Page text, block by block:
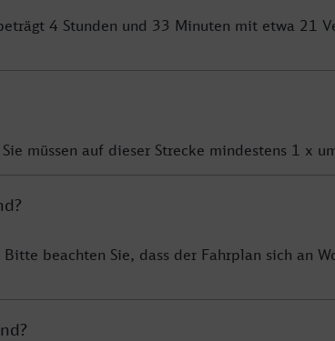
4 Stunden und 33 Minuten mit etwa 21
müssen auf dieser Strecke mindestens 1 x
beachten Sie, dass der Fahrplan sich an